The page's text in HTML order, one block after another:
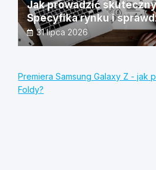
Jak prowadzić
Specyfika rynku i
31 lipca 2026
Premiera Samsung Galaxy Z - jak
Foldy?